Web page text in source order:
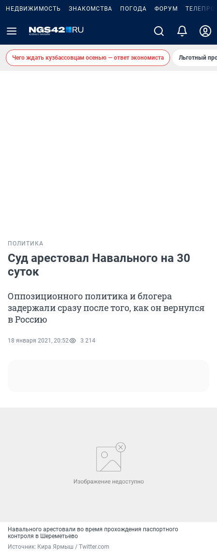
НЕДВИЖИМОСТЬ ЗНАКОМСТВА ПОГОДА ФОРУМ
Чего ждать кузбассовцам осенью — ответ экономиста Льготный
ПОЛИТИКА
Суд арестовал Навального на 30
суток
Оппозиционного политика и блогера
задержали сразу после того, как он вернулся
в Россию
18 января 2021, 20:52 3 214
Навального арестовали во время прохождения паспортного
контроля в Шереметьево
Источник: Кира Ярмыш / Twitter.com